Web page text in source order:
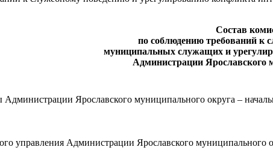
Состав
по соблюдению требований к
муниципальных служащих и
Администрации Ярославского
Администрации Ярославского муниципального округа –
управления Администрации Ярославского муниципального